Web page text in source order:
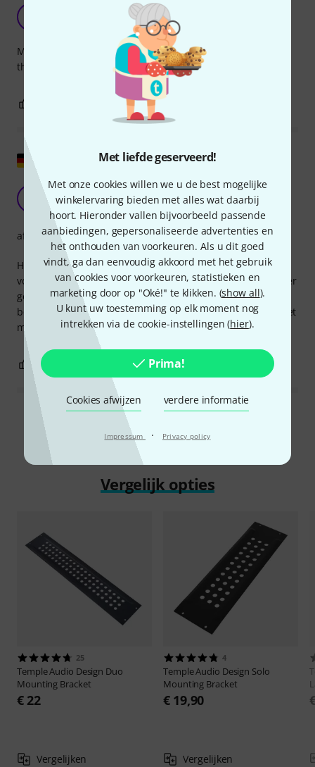
Met liefde geserveerd!
Met onze cookies willen we u de best mogelijke
winkelervaring bieden met alles wat daarbij
hoort. Hieronder vallen bijvoorbeeld passende
aanbiedingen, gepersonaliseerde advertenties en
het onthouden van voorkeuren. Als u dit goed
vindt, ga dan eenvoudig akkoord met het gebruik
van cookies voor voorkeuren, statistieken en
marketing door op "Oké!" te klikken. (show all).
U kunt uw toestemming op elk moment nog
intrekken via de cookie-instellingen (hier).
Prima!
Cookies afwijzen verdere informatie
Impressum · Privacy policy
gyuri 01.05.2018
Must have for a templeboard user. I have two of these and
they look and work fantastic so far
EVALUATIE MELDEN
Origineel tonen
Goed idee, maar ietwat zwakke uitvoering
Karl552 02.12.2018
Het idee van pedalboardmodules die je zelf van jacks kunt
voorzien is geweldig, maar een metalen versie was stabieler
geweest. En het met slechts twee kleine schroefjes aan het
board bevestigen is ook irritant. We zullen zien hoe lang het
meegaat.
afwerking
EVALUATIE MELDEN
Alle waarderingen lezen
Vergelijk opties
25
Temple Audio Design Duo
Mounting Bracket
€ 22
Vergelijken
4
Temple Audio Design Solo
Mounting Bracket
€ 19,90
Vergelijken